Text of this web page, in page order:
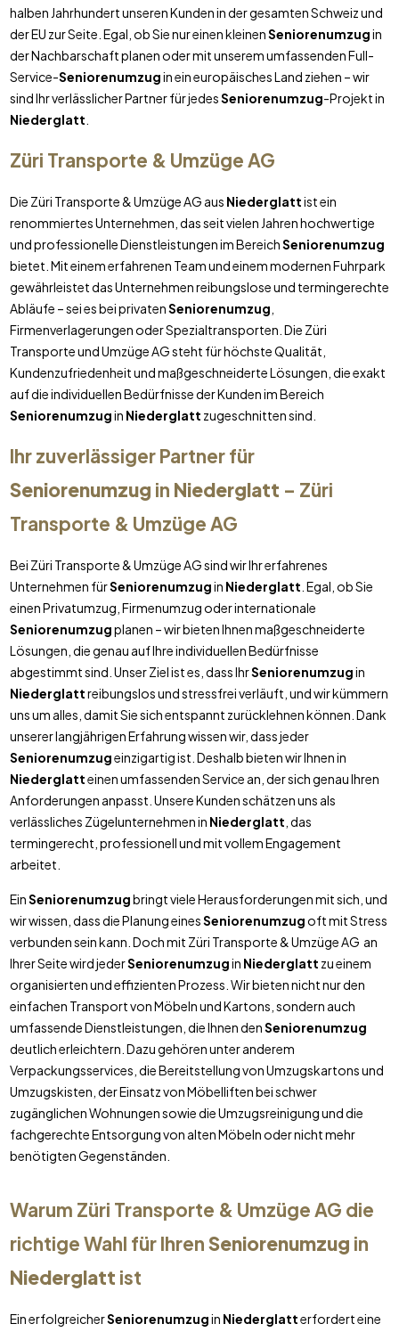
halben Jahrhundert unseren Kunden in der gesamten Schweiz und
der EU zur Seite. Egal, ob Sie nur einen kleinenSeniorenumzugin
der Nachbarschaft planen oder mit unserem umfassenden Full-
Service-Seniorenumzugin ein europäisches Land ziehen – wir
sind Ihr verlässlicher Partner für jedesSeniorenumzug-Projekt in
Niederglatt
Züri Transporte & Umzüge AG
Die Züri Transporte & Umzüge AG aus Niederglattist ein
renommiertes Unternehmen, das seit vielen Jahren hochwertige
und professionelle Dienstleistungen im BereichSeniorenumzug
bietet. Mit einem erfahrenen Team und einem modernen Fuhrpark
gewährleistet das Unternehmen reibungslose und termingerechte
Abläufe – sei es bei privatenSeniorenumzug
Firmenverlagerungen oder Spezialtransporten. Die Züri
Transporte und Umzüge AG steht für höchste Qualität,
Kundenzufriedenheit und maßgeschneiderte Lösungen, die exakt
auf die individuellen Bedürfnisse der Kunden im Bereich
Seniorenumzugin Niederglatt zugeschnitten sind.
Ihr zuverlässiger Partner für
Seniorenumzug in Niederglatt – Züri
Transporte & Umzüge AG
Bei Züri Transporte & Umzüge AG sind wir Ihr erfahrenes
Unternehmen fürSeniorenumzugin Niederglatt . Egal, ob Sie
einen Privatumzug, Firmenumzug oder internationale
Seniorenumzugplanen – wir bieten Ihnen maßgeschneiderte
Lösungen, die genau auf Ihre individuellen Bedürfnisse
abgestimmt sind. Unser Ziel ist es, dass IhrSeniorenumzugin
Niederglattreibungslos und stressfrei verläuft, und wir kümmern
uns um alles, damit Sie sich entspannt zurücklehnen können. Dank
unserer langjährigen Erfahrung wissen wir, dass jeder
Seniorenumzugeinzigartig ist. Deshalb bieten wir Ihnen in
Niederglatteinen umfassenden Service an, der sich genau Ihren
Anforderungen anpasst. Unsere Kunden schätzen uns als
verlässliches Zügelunternehmen in Niederglatt , das
termingerecht, professionell und mit vollem Engagement
arbeitet.
EinSeniorenumzugbringt viele Herausforderungen mit sich, und
wir wissen, dass die Planung einesSeniorenumzugoft mit Stress
verbunden sein kann. Doch mit Züri Transporte & Umzüge AG an
Ihrer Seite wird jederSeniorenumzugin Niederglatt zu einem
organisierten und effizienten Prozess. Wir bieten nicht nur den
einfachen Transport von Möbeln und Kartons, sondern auch
umfassende Dienstleistungen, die Ihnen denSeniorenumzug
deutlich erleichtern. Dazu gehören unter anderem
Verpackungsservices, die Bereitstellung von Umzugskartons und
Umzugskisten, der Einsatz von Möbelliften bei schwer
zugänglichen Wohnungen sowie die Umzugsreinigung und die
fachgerechte Entsorgung von alten Möbeln oder nicht mehr
benötigten Gegenständen.
Warum Züri Transporte & Umzüge AG die
richtige Wahl für IhrenSeniorenumzug in
Niederglatt ist
Ein erfolgreicherSeniorenumzugin Niederglatterfordert eine